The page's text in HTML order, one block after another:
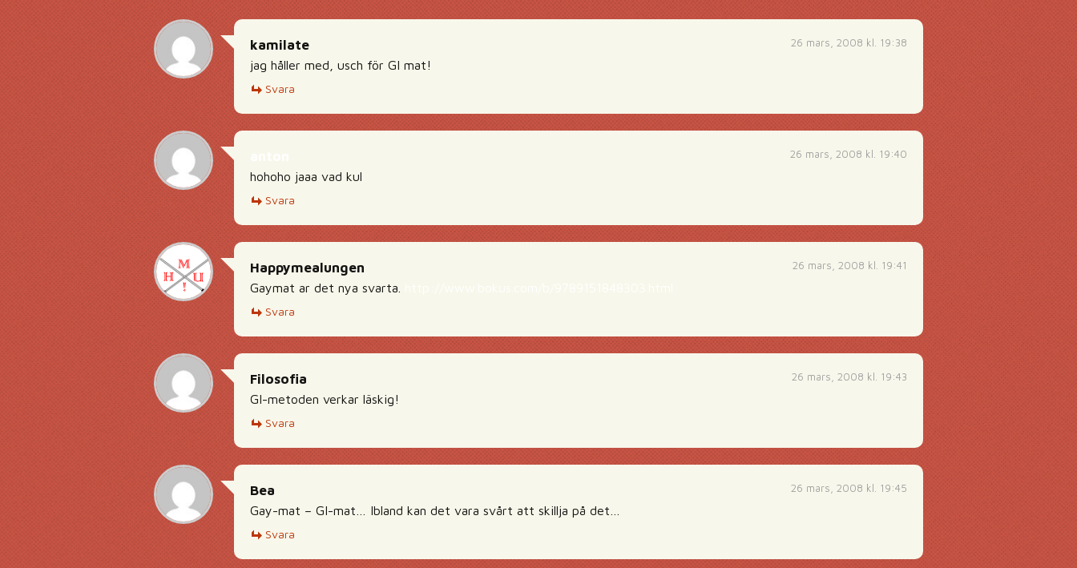
26 mars, 2008 kl. 19:38
kamilate
jag håller med, usch för GI mat!
Svara
26 mars, 2008 kl. 19:40
hohoho jaaa vad kul
Svara
26 mars, 2008 kl. 19:41
Happymealungen
Gaymat ar det nya svarta.
Svara
26 mars, 2008 kl. 19:43
Filosofia
GI-metoden verkar läskig!
Svara
26 mars, 2008 kl. 19:45
Bea
Gay-mat – GI-mat… Ibland kan det vara svårt att skillja på det…
Svara